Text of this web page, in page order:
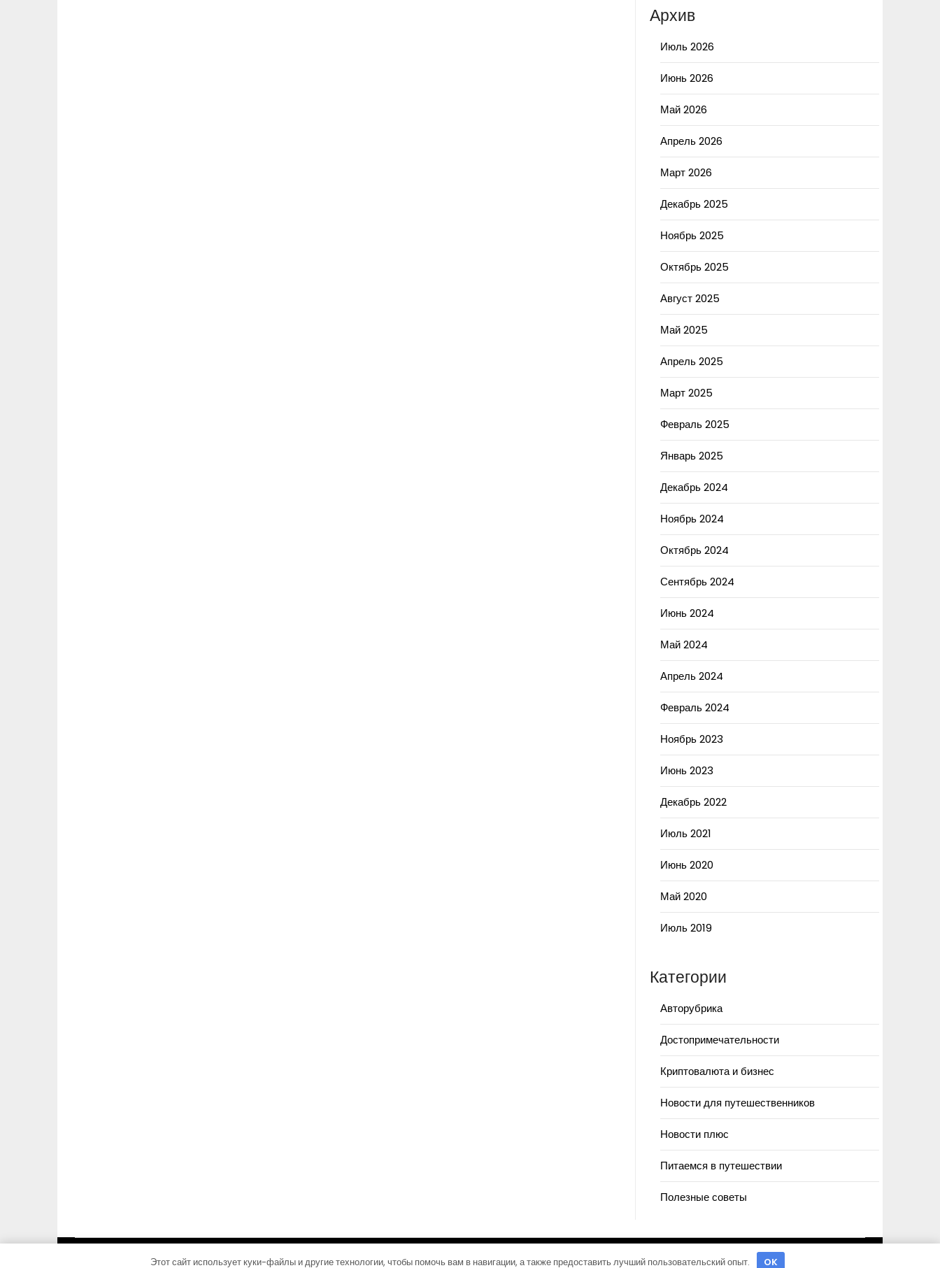
Архив
Июль 2026
Июнь 2026
Май 2026
Апрель 2026
Март 2026
Декабрь 2025
Ноябрь 2025
Октябрь 2025
Август 2025
Май 2025
Апрель 2025
Март 2025
Февраль 2025
Январь 2025
Декабрь 2024
Ноябрь 2024
Октябрь 2024
Сентябрь 2024
Июнь 2024
Май 2024
Апрель 2024
Февраль 2024
Ноябрь 2023
Июнь 2023
Декабрь 2022
Июль 2021
Июнь 2020
Май 2020
Июль 2019
Категории
Авторубрика
Достопримечательности
Криптовалюта и бизнес
Новости для путешественников
Новости плюс
Питаемся в путешествии
Полезные советы
©2026 Журналы путешествий| Дизайн:Газетная тема WordPress
Этот сайт использует куки-файлы и другие технологии, чтобы помочь вам в навигации, а также предоставить лучший пользовательский опыт. OK